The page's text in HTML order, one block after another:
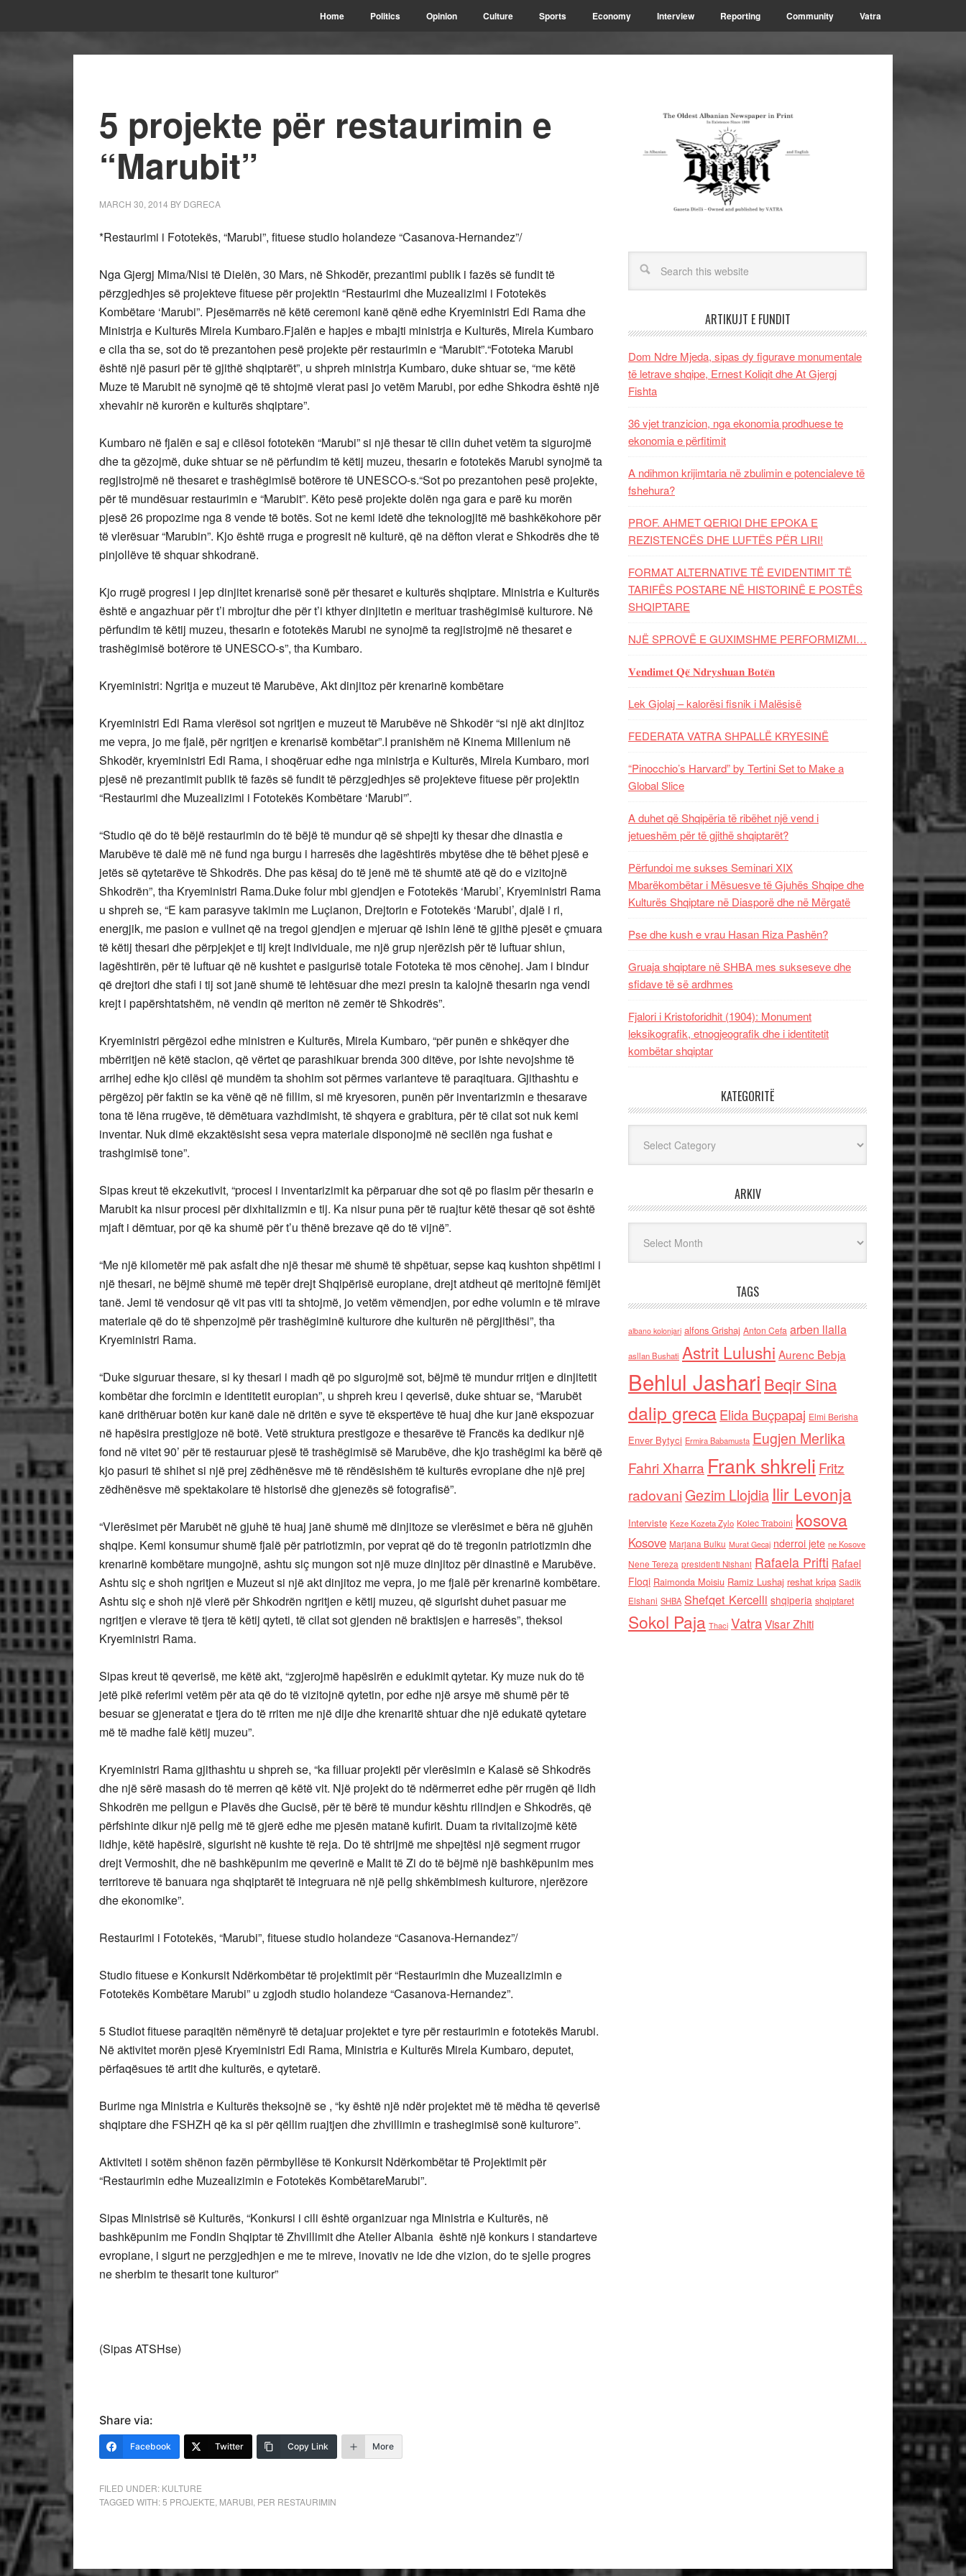
Home Politics Opinion Culture Sports Economy Interview Reporting Community Vatra
5 projekte për restaurimin e
“Marubit”
MARCH 30, 2014 BY DGRECA
*Restaurimi i Fototekës, “Marubi”, fituese studio holandeze “Casanova-Hernandez”/
Nga Gjergj Mima/Nisi të Dielën, 30 Mars, në Shkodër, prezantimi publik i fazës së fundit të
përzgjedhjes së projekteve fituese për projektin “Restaurimi dhe Muzealizimi i Fototekës
Kombëtare ‘Marubi”. Pjesëmarrës në këtë ceremoni kanë qënë edhe Kryeministri Edi Rama dhe
Ministrja e Kulturës Mirela Kumbaro.Fjalën e hapjes e mbajti ministrja e Kulturës, Mirela Kumbaro
e cila tha se, sot do të prezantohen pesë projekte për restaurimin e “Marubit”.“Fototeka Marubi
është një pasuri për të gjithë shqiptarët”, u shpreh ministrja Kumbaro, duke shtuar se, “me këtë
Muze të Marubit në synojmë që të shtojmë vlerat pasi jo vetëm Marubi, por edhe Shkodra është një
xhevahir në kurorën e kulturës shqiptare”.
Kumbaro në fjalën e saj e cilësoi fototekën “Marubi” si një thesar të cilin duhet vetëm ta sigurojmë
dhe ta gëzojmë, duke shtuar se në përfundim të këtij muzeu, thesarin e fototekës Marubi synojmë ta
regjistrojmë në thesaret e trashëgimisë botërore të UNESCO-s.“Sot po prezantohen pesë projekte,
për të mundësuar restaurimin e “Marubit”. Këto pesë projekte dolën nga gara e parë ku morën
pjesë 26 propozime nga 8 vende të botës. Sot ne kemi idetë dhe teknologjitë më bashkëkohore për
të vlerësuar “Marubin”. Kjo është rruga e progresit në kulturë, që na dëfton vlerat e Shkodrës dhe të
pinjollëve të shquar shkodranë.
Kjo rrugë progresi i jep dinjitet krenarisë sonë për thesaret e kulturës shqiptare. Ministria e Kulturës
është e angazhuar për t’i mbrojtur dhe për t’i kthyer dinjitetin e merituar trashëgimisë kulturore. Në
përfundim të këtij muzeu, thesarin e fototekës Marubi ne synojmë ta regjistrojmë në thesaret e
trashëgimisë botërore të UNESCO-s”, tha Kumbaro.
Kryeministri: Ngritja e muzeut të Marubëve, Akt dinjitoz për krenarinë kombëtare
Kryeministri Edi Rama vlerësoi sot ngritjen e muzeut të Marubëve në Shkodër “si një akt dinjitoz
me vepra, jo me fjalë, për ngritjen e krenarisë kombëtar”.I pranishëm në Kinema Millenium në
Shkodër, kryeministri Edi Rama, i shoqëruar edhe nga ministrja e Kulturës, Mirela Kumbaro, mori
pjesë në prezantimit publik të fazës së fundit të përzgjedhjes së projekteve fituese për projektin
“Restaurimi dhe Muzealizimi i Fototekës Kombëtare ‘Marubi”’.
“Studio që do të bëjë restaurimin do të bëjë të mundur që së shpejti ky thesar dhe dinastia e
Marubëve të dalë më në fund nga burgu i harresës dhe lagështirës mbytëse dhe të bëhet pjesë e
jetës së qytetarëve të Shkodrës. Dhe pas kësaj do të jenë më të shumtë atë që do e vizitojnë
Shkodrën”, tha Kryeministri Rama.Duke folur mbi gjendjen e Fototekës ‘Marubi’, Kryeministri Rama
u shpreh se, “E kam parasyve takimin me Luçianon, Drejtorin e Fototekës ‘Marubi’, djalë i ri,
energjik, me pasion e vullnet që na tregoi gjendjen e mjeruar që ishin lënë të gjithë pjesët e çmuara
të këtij thesari dhe përpjekjet e tij krejt individuale, me një grup njerëzish për të luftuar shiun,
lagështirën, për të luftuar që në kushtet e pasigurisë totale Fototeka të mos cënohej. Jam i bindur
që drejtori dhe stafi i tij sot janë shumë të lehtësuar dhe mezi presin ta kalojnë thesarin nga vendi
krejt i papërshtatshëm, në vendin që meriton në zemër të Shkodrës”.
Kryeministri përgëzoi edhe ministren e Kulturës, Mirela Kumbaro, “për punën e shkëqyer dhe
mbërritjen në këtë stacion, që vërtet qe parashikuar brenda 300 ditëve, por ishte nevojshme të
arrihej edhe kjo cilësi që mundëm ta shohim sot përmes varianteve të paraqituara. Gjithashtu e
përgëzoj për faktin se ka vënë që në fillim, si më kryesoren, punën për inventarizmin e thesarave
tona të lëna rrugëve, të dëmëtuara vazhdimisht, të shqyera e grabitura, për të cilat sot nuk kemi
inventar. Nuk dimë ekzaktësisht sesa vepra materiale disponojmë në secilën nga fushat e
trashgimisë tone”.
Sipas kreut të ekzekutivit, “procesi i inventarizimit ka përparuar dhe sot që po flasim për thesarin e
Marubit ka nisur procesi për dixhitalizmin e tij. Ka nisur puna për të ruajtur këtë thesar që sot është
mjaft i dëmtuar, por që ka shumë për t’u thënë brezave që do të vijnë”.
“Me një kilometër më pak asfalt dhe një thesar më shumë të shpëtuar, sepse kaq kushton shpëtimi i
një thesari, ne bëjmë shumë më tepër drejt Shqipërisë europiane, drejt atdheut që meritojnë fëmijët
tanë. Jemi të vendosur që vit pas viti ta shtojmë, jo vetëm vëmendjen, por edhe volumin e të mirave
materiale që do të shpenzojmë për trashëgiminë kulturore dhe kulturën në përgjithësi”, tha
Kryeministri Rama.
“Duke siguruar thesare, si ky thesari i madh që po sigurojmë sot, bëjmë të mundur rritjen e dinjitetit
kombëtar dhe forcimin e identitetit europian”, u shpreh kreu i qeverisë, duke shtuar se, “Marubët
kanë drithëruar botën kur kanë dale në dritën e syve të ekspertëve të huaj dhe kur janë ekspozuar
në hapësira prestigjoze në botë. Vetë struktura prestigoze e thesarëve të Francës ka dedikur një
fond në vitet 90’ për të restauruar pjesë të trashëgimisë së Marubëve, dhe kjo trashëgimi ka bërë që
kjo pasuri të shihet si një prej zëdhënësve më të rëndësishëm të kulturës evropiane dhe një prej
zëdhënësve më spektakolare të historisë dhe gjenezës së fotografisë”.
“Vlerësimet për Marubët në gjuhë të huaj janë shumë më dinjitoze se vlerësimet e bëra në gjuhën
shqipe. Kemi konsumur shumë fjalë për patriotizmin, por veprat që do të tregonin patriotizmin dhe
krenarinë kombëtare mungojnë, ashtu siç mungon sot një muze dinjitoz për dinastinë e Marubëve.
Ashtu siç e shoh ngritjen e Muzeut si një akt dinjitoz me vepra, jo me fjalë për krenarinë kombëtare.
Ashtu siç e shoh një vlerë për Shkodrën ngritjen e këtij muzeu, që sigurisht duhet pasuar me
ngritjen e vlerave të tjera të këtij qyteti, të cilat sot gjenden në braktisjen e harresës”, theksoi
Kryeministri Rama.
Sipas kreut të qeverisë, me këtë akt, “zgjerojmë hapësirën e edukimit qytetar. Ky muze nuk do të
jetë pikë referimi vetëm për ata që do të vizitojnë qytetin, por edhe një arsye më shumë për të
besuar se gjeneratat e tjera do të rriten me një dije dhe krenaritë shtuar dhe një edukatë qytetare
më të madhe falë këtij muzeu”.
Kryeministri Rama gjithashtu u shpreh se, “ka filluar projekti për vlerësimin e Kalasë së Shkodrës
dhe një sërë masash do të merren që këtë vit. Një projekt do të ndërmerret edhe për rrugën që lidh
Shkodrën me pellgun e Plavës dhe Gucisë, për të bërë të mundur kështu rilindjen e Shkodrës, që
përfshinte dikur një pellg më të gjerë edhe me pjesën matanë kufirit. Duam ta rivitalizojmë këtë
lidhje, këtë hapësirë, sigurisht në kushte të reja. Do të shtrijmë me shpejtësi një segment rrugor
drejt Vermoshit, dhe në bashkëpunim me qeverinë e Malit të Zi do të bëjmë një bashkëpunim mes
territoreve të banuara nga shqiptarët të integruara në një pellg shkëmbimesh kulturore, njerëzore
dhe ekonomike”.
Restaurimi i Fototekës, “Marubi”, fituese studio holandeze “Casanova-Hernandez”/
Studio fituese e Konkursit Ndërkombëtar të projektimit për “Restaurimin dhe Muzealizimin e
Fototekës Kombëtare Marubi” u zgjodh studio holandeze “Casanova-Hernandez”.
5 Studiot fituese paraqitën nëmënyrë të detajuar projektet e tyre për restaurimin e fototekës Marubi.
Në aktivitet morën pjesë Kryeministri Edi Rama, Ministria e Kulturës Mirela Kumbaro, deputet,
përfaqësues të artit dhe kulturës, e qytetarë.
Burime nga Ministria e Kulturës theksojnë se , “ky është një ndër projektet më të mëdha të qeverisë
shqiptare dhe FSHZH që ka si për qëllim ruajtjen dhe zhvillimin e trashegimisë sonë kulturore”.
Aktiviteti i sotëm shënon fazën përmbyllëse të Konkursit Ndërkombëtar të Projektimit për
“Restaurimin edhe Muzealizimin e Fototekës KombëtareMarubi”.
Sipas Ministrisë së Kulturës, “Konkursi i cili është organizuar nga Ministria e Kulturës, në
bashkëpunim me Fondin Shqiptar të Zhvillimit dhe Atelier Albania është një konkurs i standarteve
evropiane, i sigurt ne perzgjedhjen e me te mireve, inovativ ne ide dhe vizion, do te sjelle progres
ne sherbim te thesarit tone kulturor”
(Sipas ATSHse)
Share via:
Facebook Twitter Copy Link More
FILED UNDER: KULTURE
TAGGED WITH:5 PROJEKTE MARUBI PER RESTAURIMIN
ARTIKUJT E FUNDIT
Dom Ndre Mjeda, sipas dy figurave monumentale
të letrave shqipe, Ernest Koliqit dhe At Gjergj
Fishta
36 vjet tranzicion, nga ekonomia prodhuese te
ekonomia e përfitimit
A ndihmon krijimtaria në zbulimin e potencialeve të
fshehura?
PROF. AHMET QERIQI DHE EPOKA E
REZISTENCЁS DHE LUFTЁS PЁR LIRI!
FORMAT ALTERNATIVE TË EVIDENTIMIT TË
TARIFËS POSTARE NË HISTORINË E POSTËS
SHQIPTARE
NJË SPROVË E GUXIMSHME PERFORMIZMI…
𝐕𝐞𝐧𝐝𝐢𝐦𝐞𝐭 𝐐𝐞̈ 𝐍𝐝𝐫𝐲𝐬𝐡𝐮𝐚𝐧 𝐁𝐨𝐭𝐞̈𝐧
Lek Gjolaj – kalorësi fisnik i Malësisë
FEDERATA VATRA SHPALLË KRYESINË
“Pinocchio’s Harvard” by Tertini Set to Make a
Global Slice
A duhet që Shqipëria të ribëhet një vend i
jetueshëm për të gjithë shqiptarët?
Përfundoi me sukses Seminari XIX
Mbarëkombëtar i Mësuesve të Gjuhës Shqipe dhe
Kulturës Shqiptare në Diasporë dhe në Mërgatë
Pse dhe kush e vrau Hasan Riza Pashën?
Gruaja shqiptare në SHBA mes sukseseve dhe
sfidave të së ardhmes
Fjalori i Kristoforidhit (1904): Monument
leksikografik, etnogjeografik dhe i identitetit
kombëtar shqiptar
KATEGORITË
ARKIV
TAGS
albano kolonjari alfons Grishaj Anton Cefa arben llalla
asllan Bushati Astrit Lulushi Aurenc Bebja
Behlul Jashari Beqir Sina
dalip grecaElida Buçpapaj Elmi Berisha
Enver Bytyci Ermira Babamusta Eugjen Merlika
Fahri Xharra Frank shkreli Fritz
radovaniGezim Llojdia Ilir Levonja
Interviste Keze Kozeta Zylo Kolec Traboini kosova
Kosove Marjana Bulku Murat Gecaj nderroi jete ne Kosove
Nene Tereza presidenti Nishani Rafaela Prifti Rafael
Floqi Raimonda Moisiu Ramiz Lushaj reshat kripa Sadik
Elshani SHBA Shefqet Kercelli shqiperia shqiptaret
Sokol Paja Thaci VatraVisar Zhiti